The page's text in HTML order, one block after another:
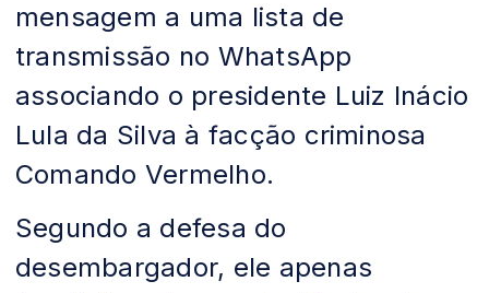
mensagem a uma lista de
transmissão no WhatsApp
associando o presidente Luiz Inácio
Lula da Silva à facção criminosa
Comando Vermelho.
Segundo a defesa do
desembargador, ele apenas